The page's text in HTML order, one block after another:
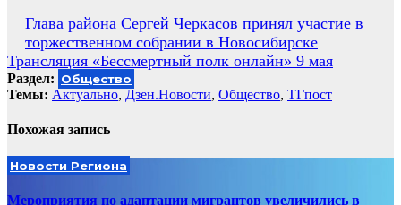
Навигация
по
записям
Глава района Сергей Черкасов принял участие в
торжественном собрании в Новосибирске
Трансляция «Бессмертный полк онлайн» 9 мая
Раздел: Общество
Темы: Актуально, Дзен.Новости, Общество, ТГпост
Похожая запись
Новости Региона
Мероприятия по адаптации мигрантов увеличились в